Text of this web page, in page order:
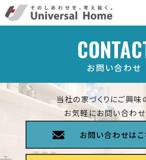
お問い合わせ
当社の家づくりにご興味
お気軽にお問い合わせ
お問い合わせはこ